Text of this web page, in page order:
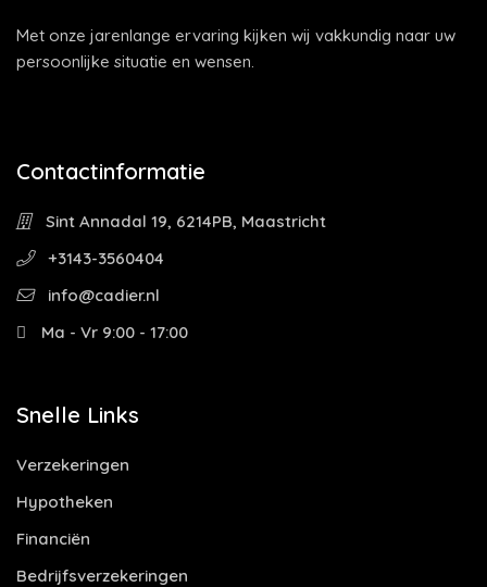
Met onze jarenlange ervaring kijken wij vakkundig naar uw
persoonlijke situatie en wensen.
Contactinformatie
Sint Annadal 19, 6214PB, Maastricht
+3143-3560404
info@cadier.nl
Ma - Vr 9:00 - 17:00
Snelle Links
Verzekeringen
Hypotheken
Financiën
Bedrijfsverzekeringen